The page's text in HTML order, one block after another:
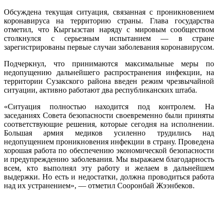
Обсуждена текущая ситуация, связанная с проникновением
коронавируса на территорию страны. Глава государства
отметил, что Кыргызстан наряду с мировым сообществом
столкнулся с серьезным испытанием — в стране
зарегистрированы первые случаи заболевания коронавирусом.
Подчеркнул, что принимаются максимальные меры по
недопущению дальнейшего распространения инфекции, на
территории Сузакского района введен режим чрезвычайной
ситуации, активно работают два республиканских штаба.
«Ситуация полностью находится под контролем. На
заседаниях Совета безопасности своевременно были приняты
соответствующие решения, которые сегодня на исполнении.
Большая армия медиков усиленно трудились над
недопущением проникновения инфекции в страну. Проведена
хорошая работа по обеспечению экономической безопасности
и предупреждению заболевания. Мы выражаем благодарность
всем, кто выполнял эту работу и желаем в дальнейшем
выдержки. Но есть и недостатки, должна проводиться работа
над их устранением», — отметил Сооронбай Жээнбеков.